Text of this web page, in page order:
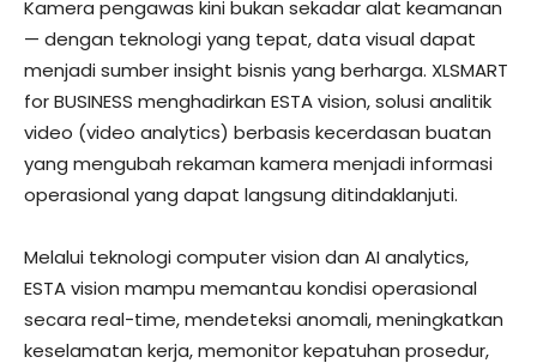
Kamera pengawas kini bukan sekadar alat keamanan
— dengan teknologi yang tepat, data visual dapat
menjadi sumber insight bisnis yang berharga. XLSMART
for BUSINESS menghadirkan ESTA vision, solusi analitik
video (video analytics) berbasis kecerdasan buatan
yang mengubah rekaman kamera menjadi informasi
operasional yang dapat langsung ditindaklanjuti.
Melalui teknologi computer vision dan AI analytics,
ESTA vision mampu memantau kondisi operasional
secara real-time, mendeteksi anomali, meningkatkan
keselamatan kerja, memonitor kepatuhan prosedur,